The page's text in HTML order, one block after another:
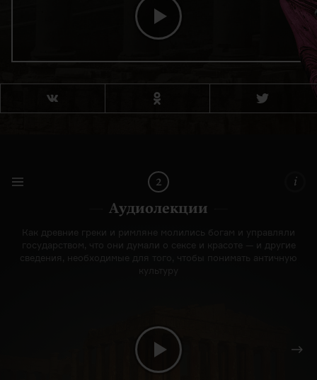
2
Аудиолекции
i
Как древние греки и римляне молились богам и управляли
государством, что они думали о сексе и красоте — и другие
сведения, необходимые для того, чтобы понимать античную
культуру